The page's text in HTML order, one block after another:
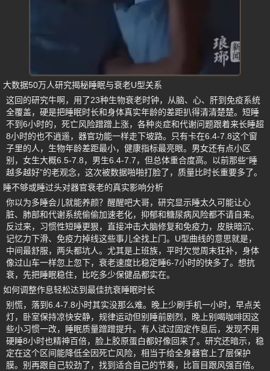
大数据50万人研究揭秘睡眠与衰老U型关系
这回的研究牛啊，用了23种生物衰老时钟，从脑、心、肝到免疫系统
全覆盖，硬是把睡眠时长和身体真实年龄的差距扒得清清楚楚。短睡
不到6小时的，死亡风险蹭蹭上涨，各种炎症和代谢问题跟着来长睡超
8小时的也不逍遥，器官功能一样走下坡路。只有卡在6.4-7.8这个窗
子里的人，生物年龄差距最小，健康指标最亮眼。男女还有点小区
别，女生大概6.5-7.8，男生6.4-7.7，但总体重合度高。以前那些“睡
越多越好”的老观念，这次被数据啪啪打脸了，质量比时长重要多了。
睡不够或睡过头对器官衰老的真实影响分析
你以为多睡会儿就能养颜？醒醒吧大哥，研究显示睡太久可能让心
脏、肺部和代谢系统偷偷加速老化，抑郁和糖尿病风险都不请自来。
反过来，习惯性短睡更狠，直接冲击大脑修复和免疫力，皮肤暗沉、
记忆力下滑、免疫力掉线这些事儿全找上门。U型曲线的意思就是，
中间最舒服，两头都坑人。尤其是上班族，平时欠觉周末狂补，身体
像过山车一样忽上忽下，衰老速度比稳定睡6-7小时的快多了。想抗
衰，先把睡眠稳住，比吃多少保健品都实在。
如何调整作息轻松达到最佳抗衰睡眠时长
别慌，落到6.4-7.8小时其实没那么难。晚上少刷手机一小时，早点关
灯，卧室保持凉快安静，规律运动但别睡前剧烈，晚上别喝咖啡因这
些小习惯一改，睡眠质量蹭蹭提升。有人试过固定作息后，发现不用
硬睡8小时也精神百倍，脸上胶原蛋白都好像回来了。研究还暗示，稳
定在这个区间能降低全因死亡风险，相当于给全身器官上了层保护
膜。别再跟自己较劲了，找到适合自己的节奏，比盲目跟风强百倍。